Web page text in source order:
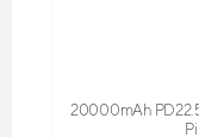
20000mAh